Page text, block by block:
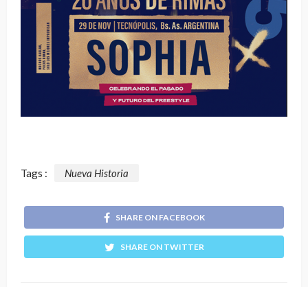
Tags : Nueva Historia
SHARE ON FACEBOOK
SHARE ON TWITTER